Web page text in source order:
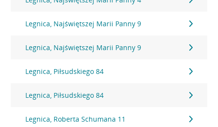
Legnica, Najświętszej Marii Panny 9
Legnica, Najświętszej Marii Panny 9
Legnica, Piłsudskiego 84
Legnica, Piłsudskiego 84
Legnica, Roberta Schumana 11